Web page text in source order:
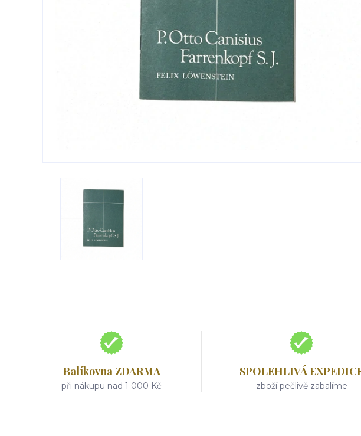
Balíkovna ZDARMA
při nákupu nad 1 000 Kč
SPOLEHLIVÁ
zboží pečlivě zabalíme